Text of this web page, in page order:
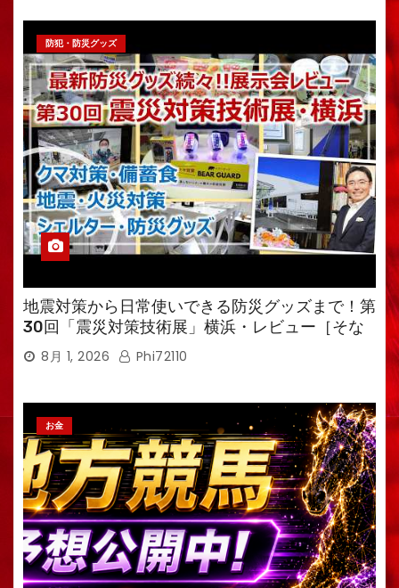
防犯・防災グッズ
地震対策から日常使いできる防災グッズまで！第
30回「震災対策技術展」横浜・レビュー［そな
えるTV・高荷智也］
8月 1, 2026 Phi72110
お金